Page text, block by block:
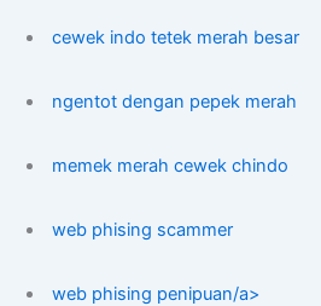
cewek indo tetek merah besar
ngentot dengan pepek merah
memek merah cewek chindo
web phising scammer
web phising penipuan/a>